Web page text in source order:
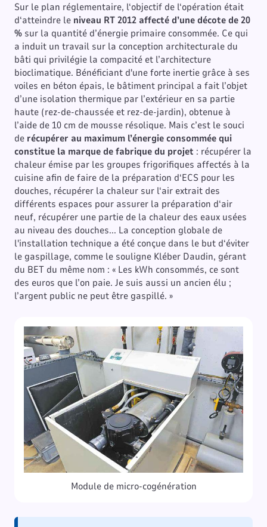
Sur le plan réglementaire, l‘objectif de l‘opération était
d‘atteindre le niveau RT 2012 affecté d’une décote de 20
% sur la quantité d’énergie primaire consommée. Ce qui
a induit un travail sur la conception architecturale du
bâti qui privilégie la compacité et l’architecture
bioclimatique. Bénéficiant d'une forte inertie grâce à ses
voiles en béton épais, le bâtiment principal a fait l’objet
d’une isolation thermique par l’extérieur en sa partie
haute (rez-de-chaussée et rez-de-jardin), obtenue à
l’aide de 10 cm de mousse résolique. Mais c’est le souci
de récupérer au maximum l’énergie consommée qui
constitue la marque de fabrique du projet : récupérer la
chaleur émise par les groupes frigorifiques affectés à la
cuisine afin de faire de la préparation d‘ECS pour les
douches, récupérer la chaleur sur l‘air extrait des
différents espaces pour assurer la préparation d‘air
neuf, récupérer une partie de la chaleur des eaux usées
au niveau des douches... La conception globale de
l'installation technique a été conçue dans le but d‘éviter
le gaspillage, comme le souligne Kléber Daudin, gérant
du BET du même nom : « Les kWh consommés, ce sont
des euros que l’on paie. Je suis aussi un ancien élu ;
l’argent public ne peut être gaspillé. »
Module de micro-cogénération